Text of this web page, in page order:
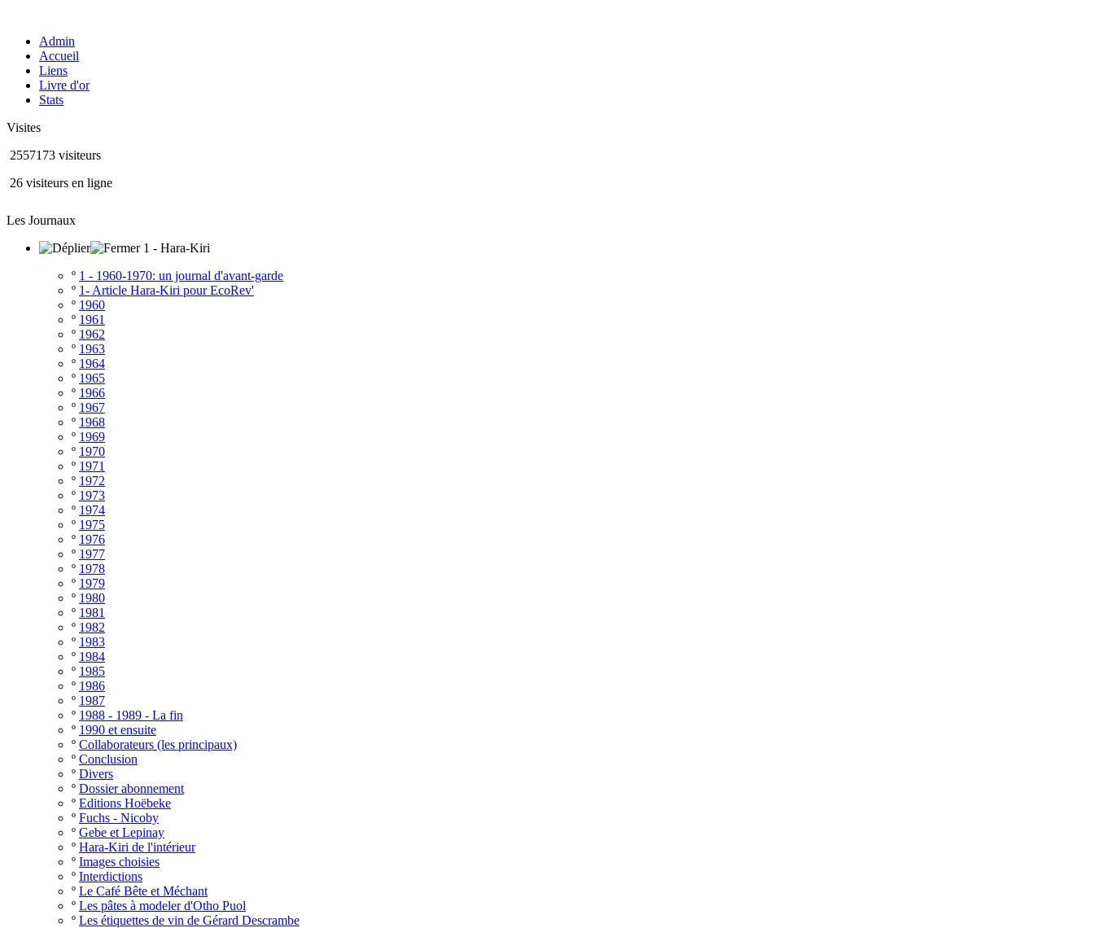
Admin
Accueil
Liens
Livre d'or
Stats
Visites
2557173 visiteurs
26 visiteurs en ligne
Les Journaux
1 - Hara-Kiri
º 1 - 1960-1970: un journal d'avant-garde
º 1- Article Hara-Kiri pour EcoRev'
º 1960
º 1961
º 1962
º 1963
º 1964
º 1965
º 1966
º 1967
º 1968
º 1969
º 1970
º 1971
º 1972
º 1973
º 1974
º 1975
º 1976
º 1977
º 1978
º 1979
º 1980
º 1981
º 1982
º 1983
º 1984
º 1985
º 1986
º 1987
º 1988 - 1989 - La fin
º 1990 et ensuite
º Collaborateurs (les principaux)
º Conclusion
º Divers
º Dossier abonnement
º Editions Hoëbeke
º Fuchs - Nicoby
º Gebe et Lepinay
º Hara-Kiri de l'intérieur
º Images choisies
º Interdictions
º Le Café Bête et Méchant
º Les pâtes à modeler d'Otho Puol
º Les étiquettes de vin de Gérard Descrambe